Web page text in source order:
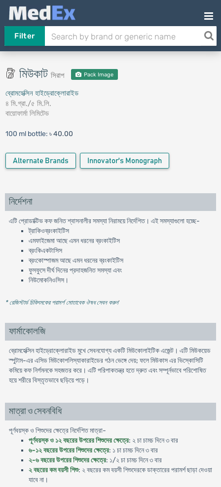
Filter
মিউকাট সিরাপ Pack Image
ব্রোমহেক্সিন হাইড্রোক্লোরাইড
৪ মি.গ্রা./৫ মি.লি.
বায়োফার্মা লিমিটেড
100 ml bottle: ৳ 40.00
Alternate Brands Innovator's Monograph
নির্দেশনা
এটি প্রোডাক্টিভ কফ জনিত শ্বাসনালীর সমস্যা নিরাময়ে নির্দেশিত। এই সমস্যাগুলো হচ্ছে-
ট্রাকিওব্রংকাইটিস
এমফাইজেমা আছে এমন ধরনের ব্রংকাইটিস
ব্রংকিএকটাসিস
ব্রংকোস্পাজম আছে এমন ধরনের ব্রংকাইটিস
ফুসফুসে দীর্ঘ দিনের প্রদাহজনিত সমস্যা এবং
নিউমোকনিওসিস।
* রেজিস্টার্ড চিকিৎসকের পরামর্শ মোতাবেক ঔষধ সেবন করুন'
ফার্মাকোলজি
ব্রোমহেক্সিন হাইড্রোক্লোরাইড মুখে সেবনযোগ্য একটি মিউকোলাইটিক এজেন্ট। এটি মিউকয়েড
স্পুটাম-এর এসিড মিউকোপলিস্যাকারাইডের গঠন ভেঙ্গে দেয়; ফলে মিউকাস এর ভিস্কোসিটি
কমিয়ে কফ নির্গমনকে সহজতর করে। এটি পরিপাকতন্ত্র হতে দ্রুত এবং সম্পূর্নভাবে পরিশোষিত
হয়ে শরীরে বিস্তৃতভাবে ছড়িয়ে পড়ে।
মাত্রা ও সেবনবিধি
পূর্ণবয়স্ক ও শিশুদের ক্ষেত্রে নির্দেশিত মাত্রা-
পূর্ণবয়স্ক ও ১২ বছরের উপরের শিশুদের ক্ষেত্রে: ২ চা চামচ দিনে ৩ বার
৬-১২ বছরের উপরের শিশুদের ক্ষেত্রে: ১ চা চামচ দিনে ৩ বার
২-৬ বছরের উপরের শিশুদের ক্ষেত্রে: ১/২ চা চামচ দিনে ৩ বার
২ বছরের কম বয়সী শিশু: ২ বছরের কম বয়সী শিশুদেরকে ডাক্তারের পরামর্শ ছাড়া দেওয়া
যাবে না।